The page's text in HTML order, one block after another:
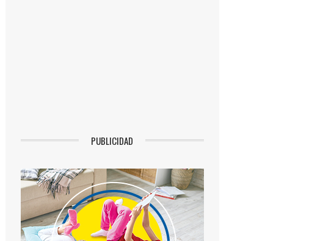
PUBLICIDAD